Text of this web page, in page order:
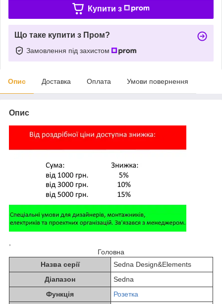
Купити з
Що таке купити з Пром?
Замовлення під захистом
Опис Доставка Оплата Умови повернення
Опис
Головна
Назва серії
Sedna Design&Elements
Діапазон
Sedna
Функція
Розетка